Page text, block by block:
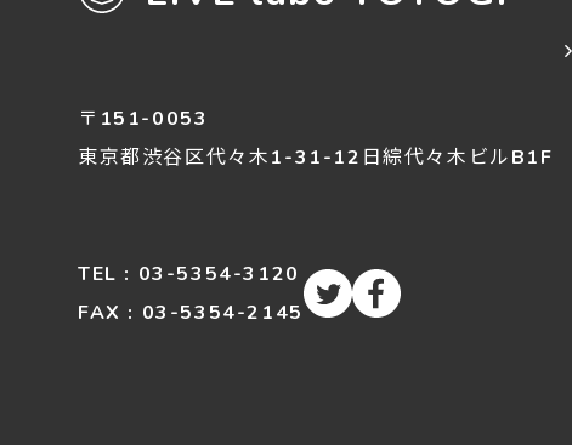
〒151-0053
東京都渋谷区代々木1-31-12 日綜代々木ビルB1F
TEL : 03-5354-3120
FAX : 03-5354-2145